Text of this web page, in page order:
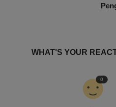
WHAT'S YOUR
0